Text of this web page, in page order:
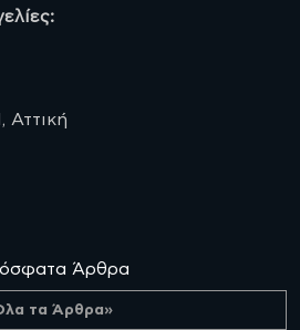
Αττική
Άρθρα
τα Άρθρα»